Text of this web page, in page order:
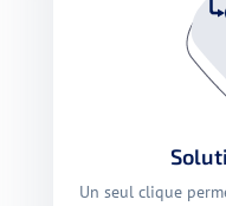
Un seul clique